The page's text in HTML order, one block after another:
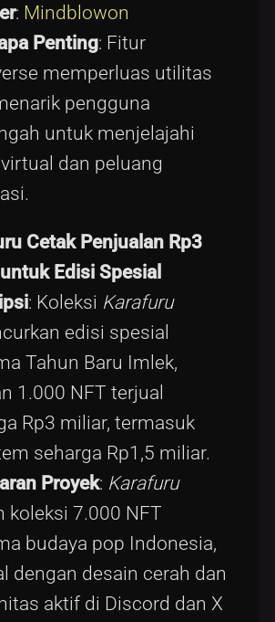
: Mindblowon
Penting: Fitur
memperluas utilitas
pengguna
untuk menjelajahi
dan peluang
Cetak Penjualan Rp3
Edisi Spesial
: Koleksi Karafuru
edisi spesial
Tahun Baru Imlek,
1.000 NFT terjual
Rp3 miliar, termasuk
seharga Rp1,5 miliar.
Proyek: Karafuru
koleksi 7.000 NFT
budaya pop Indonesia,
dengan desain cerah dan
aktif di Discord dan X